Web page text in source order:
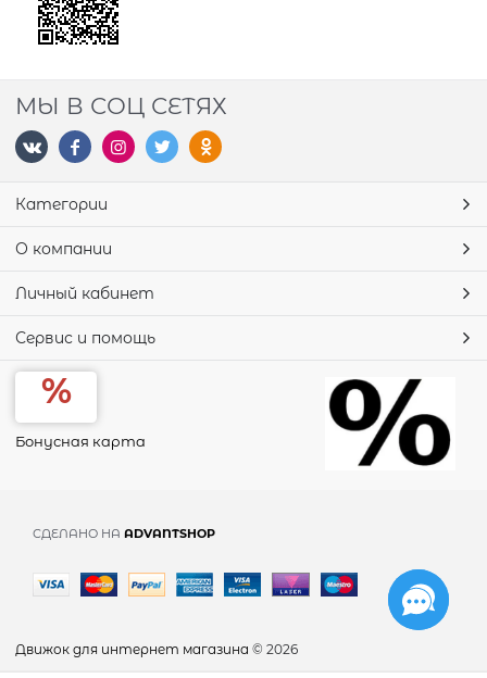
МЫ В СОЦ СЕТЯХ
Категории
О компании
Личный кабинет
Сервис и помощь
Бонусная карта
СДЕЛАНО НА ADVANTSHOP
Движок для интернет магазина © 2026